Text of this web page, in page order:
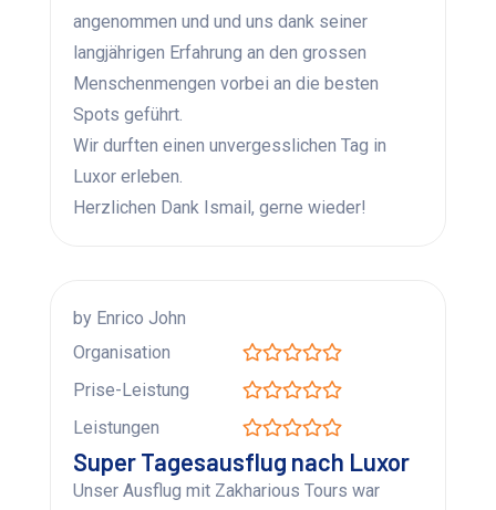
angenommen und und uns dank seiner
langjährigen Erfahrung an den grossen
Menschenmengen vorbei an die besten
Spots geführt.
Wir durften einen unvergesslichen Tag in
Luxor erleben.
Herzlichen Dank Ismail, gerne wieder!
by Enrico John
Organisation
Prise-Leistung
Leistungen
Super Tagesausflug nach Luxor
Unser Ausflug mit Zakharious Tours war